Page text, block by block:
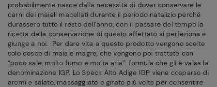
probabilmente nasce dalla necessità di dover conservare le
carni dei maiali macellati durante il periodo natalizio perché
durassero tutto il resto dell’anno; con il passare del tempo la
ricetta della conservazione di questo affettato si perfeziona e
giunge a noi. Per dare vita a questo prodotto vengono scelte
solo cosce di maiale magre, che vengono poi trattate con
“poco sale, molto fumo e molta aria”: formula che gli è valsa la
denominazione IGP. Lo Speck Alto Adige IGP viene cosparso di
aromi e salato, massaggiato e girato più volte per consentire